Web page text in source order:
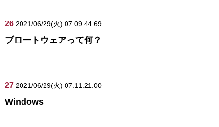
26 2021/06/29(火) 07:09:44.69
ブロートウェアって何？
27 2021/06/29(火) 07:11:21.00
Windows